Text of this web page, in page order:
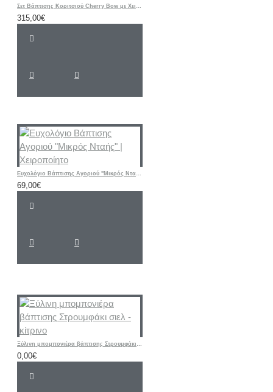
Σετ Βάπτισης Κοριτσιού Cherry Bow με Χειροποίητη Ζωγραφισμένη Βαλίτσα Τρόλεϊ
315,00€
Ευχολόγιο Βάπτισης Αγοριού "Μικρός Νταής" | Χειροποίητο
69,00€
Ξύλινη μπομπονιέρα βάπτισης Στρουμφάκι σιελ - κίτρινο
0,00€